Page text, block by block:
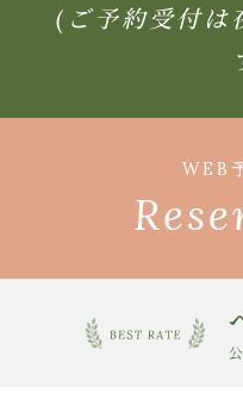
(ご予約受付は
WEB